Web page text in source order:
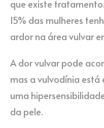
que existe
15% das mulheres
ardor na área vulvar
A dor vulvar pode
mas a vulvodínia
uma
da pele.